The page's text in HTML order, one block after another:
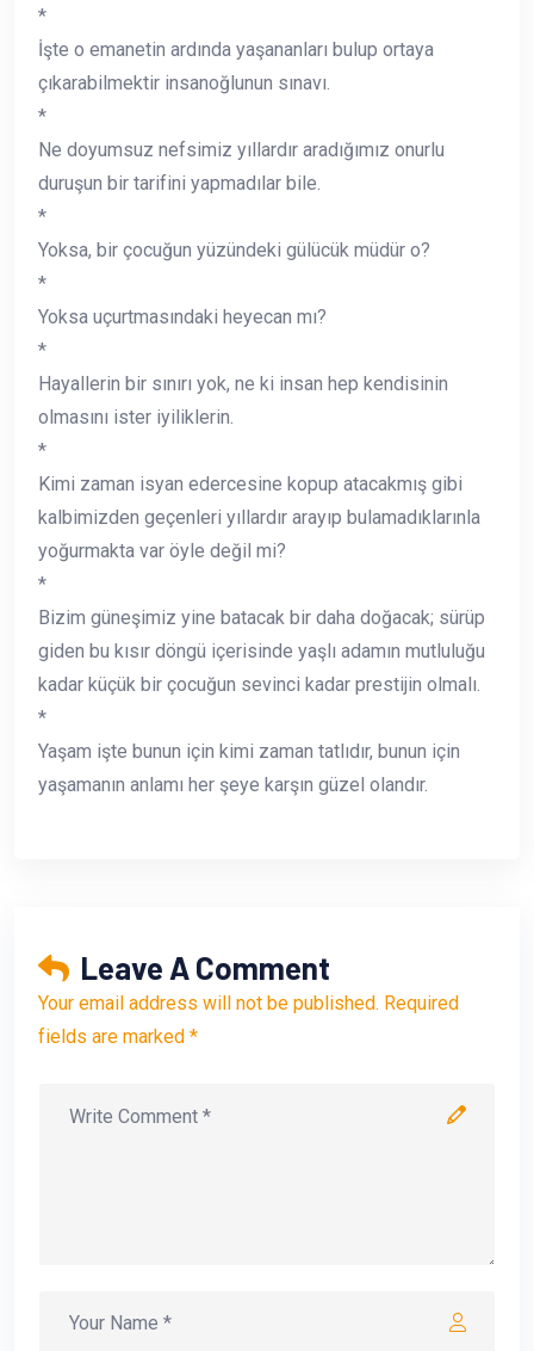
*
İşte o emanetin ardında yaşananları bulup ortaya
çıkarabilmektir insanoğlunun sınavı.
*
Ne doyumsuz nefsimiz yıllardır aradığımız onurlu
duruşun bir tarifini yapmadılar bile.
*
Yoksa, bir çocuğun yüzündeki gülücük müdür o?
*
Yoksa uçurtmasındaki heyecan mı?
*
Hayallerin bir sınırı yok, ne ki insan hep kendisinin
olmasını ister iyiliklerin.
*
Kimi zaman isyan edercesine kopup atacakmış gibi
kalbimizden geçenleri yıllardır arayıp bulamadıklarınla
yoğurmakta var öyle değil mi?
*
Bizim güneşimiz yine batacak bir daha doğacak; sürüp
giden bu kısır döngü içerisinde yaşlı adamın mutluluğu
kadar küçük bir çocuğun sevinci kadar prestijin olmalı.
*
Yaşam işte bunun için kimi zaman tatlıdır, bunun için
yaşamanın anlamı her şeye karşın güzel olandır.
Leave A Comment
Your email address will not be published. Required
fields are marked *